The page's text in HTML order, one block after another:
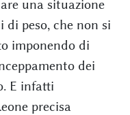
una situazione
peso, che non si
imponendo di
dei
E infatti
precisa